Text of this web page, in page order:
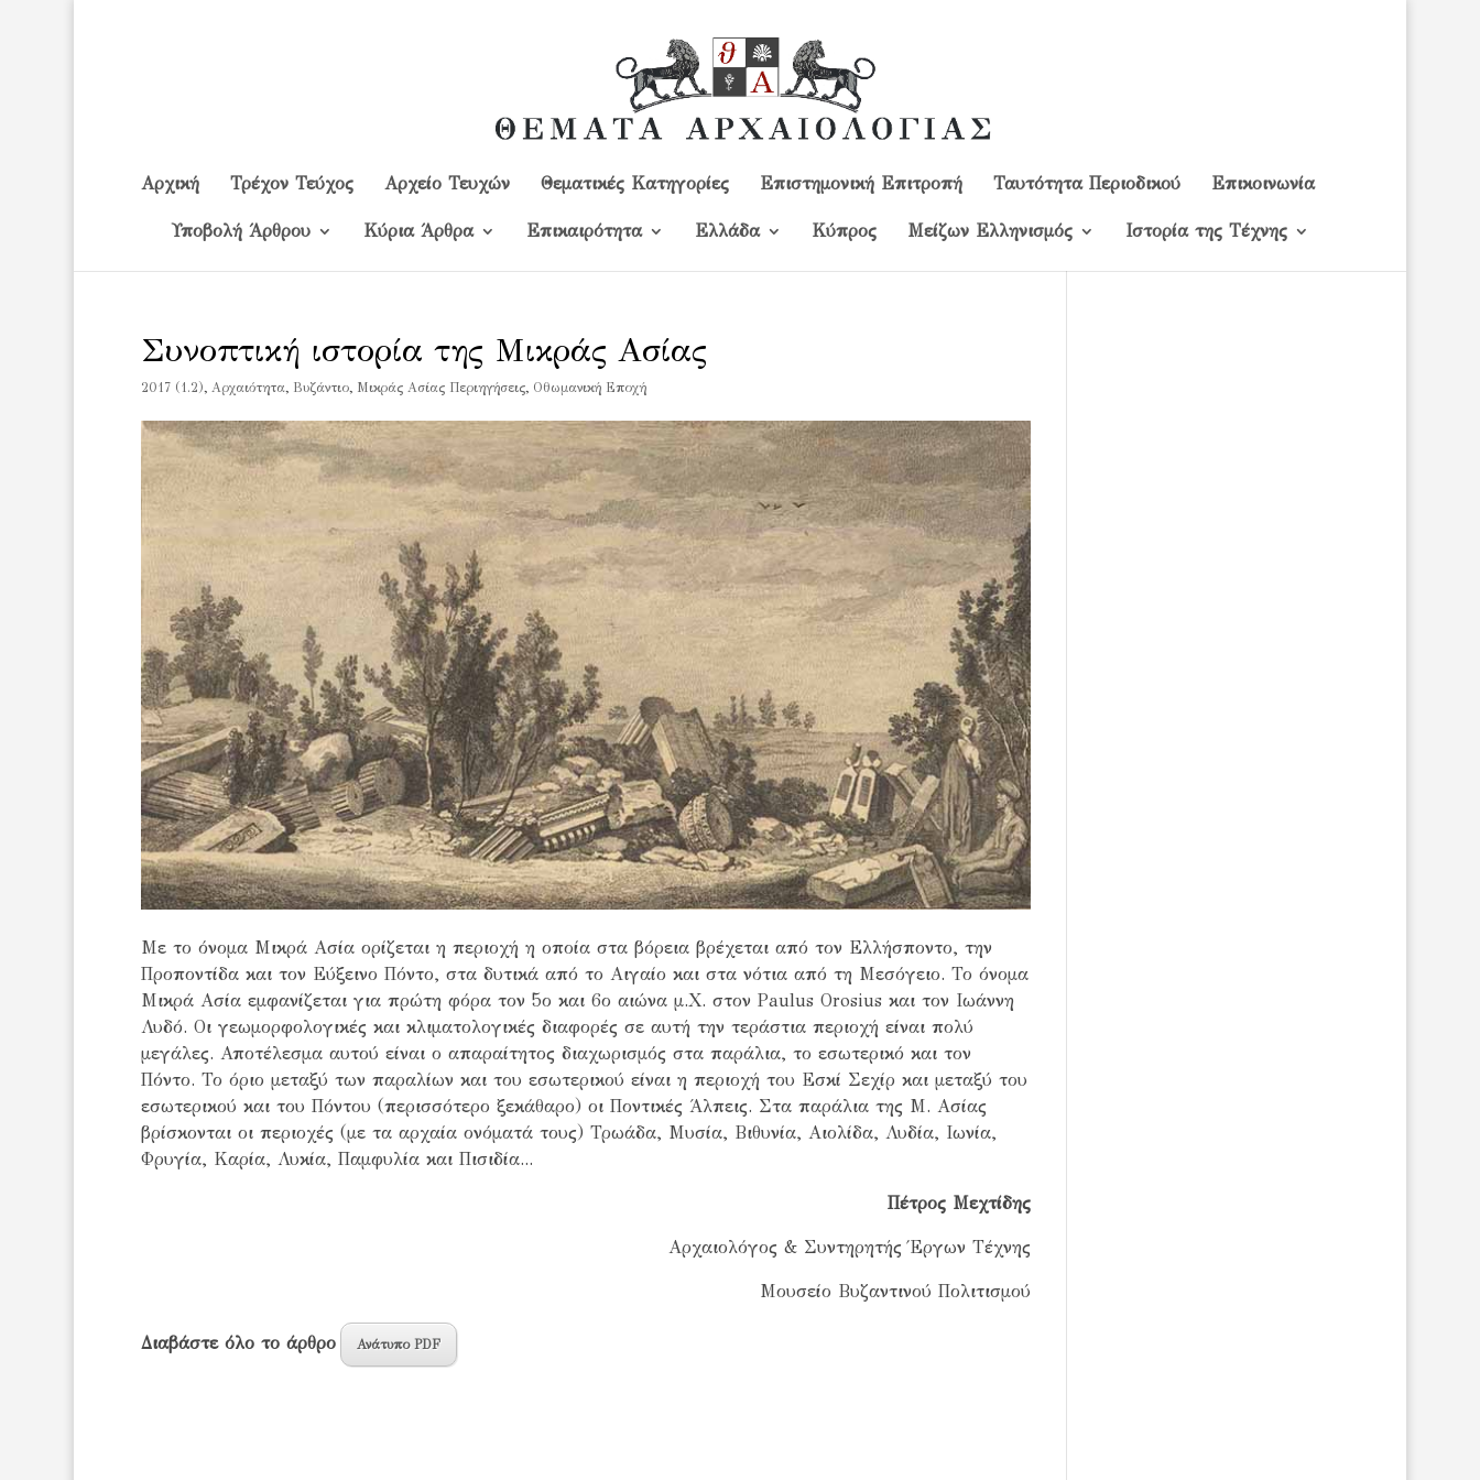
Αρχική Τρέχον Τεύχος Αρχείο Τευχών Θεματικές Κατηγορίες Επιστημονική Επιτροπή Ταυτότητα Περιοδικού Επικοινωνία
Υποβολή Άρθρου Κύρια Άρθρα Επικαιρότητα Ελλάδα Kύπρος Μείζων Ελληνισμός Ιστορία της Τέχνης
Συνοπτική ιστορία της Μικράς Ασίας
2017 (1.2), Αρχαιότητα, Βυζάντιο, Μικράς Ασίας Περιηγήσεις, Οθωμανική Εποχή
Με το όνομα Μικρά Ασία ορίζεται η περιοχή η οποία στα βόρεια βρέχεται από τον Ελλήσποντο, την
Προποντίδα και τον Εύξεινο Πόντο, στα δυτικά από το Αιγαίο και στα νότια από τη Μεσόγειο. Το όνομα
Μικρά Ασία εμφανίζεται για πρώτη φόρα τον 5ο και 6ο αιώνα μ.Χ. στον Paulus Orosius και τον Ιωάννη
Λυδό. Οι γεωμορφολογικές και κλιματολογικές διαφορές σε αυτή την τεράστια περιοχή είναι πολύ
μεγάλες. Αποτέλεσμα αυτού είναι ο απαραίτητος διαχωρισμός στα παράλια, το εσωτερικό και τον
Πόντο. Το όριο μεταξύ των παραλίων και του εσωτερικού είναι η περιοχή του Εσκί Σεχίρ και μεταξύ του
εσωτερικού και του Πόντου (περισσότερο ξεκάθαρο) οι Ποντικές Άλπεις. Στα παράλια της Μ. Ασίας
βρίσκονται οι περιοχές (με τα αρχαία ονόματά τους) Τρωάδα, Μυσία, Βιθυνία, Αιολίδα, Λυδία, Ιωνία,
Φρυγία, Καρία, Λυκία, Παμφυλία και Πισιδία...
Πέτρος Μεχτίδης
Αρχαιολόγος & Συντηρητής Έργων Τέχνης
Μουσείο Βυζαντινού Πολιτισμού
Διαβάστε όλο το άρθρο Ανάτυπο PDF